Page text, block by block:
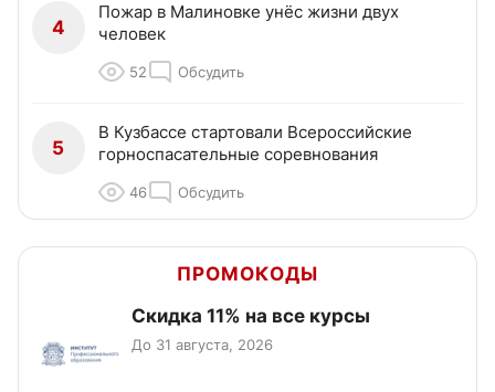
4
Пожар в Малиновке унёс жизни двух
человек
52 Обсудить
5
В Кузбассе стартовали Всероссийские
горноспасательные соревнования
46 Обсудить
ПРОМОКОДЫ
Скидка 11% на все курсы
До 31 августа, 2026